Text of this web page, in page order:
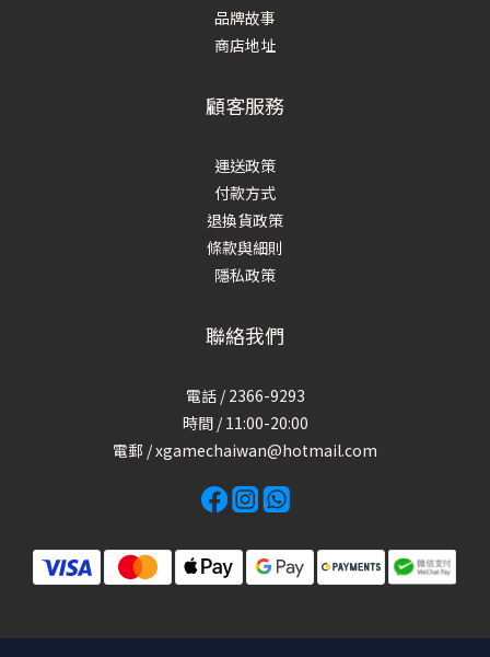
品牌故事
商店地址
顧客服務
運送政策
付款方式
退換貨政策
條款與細則
隱私政策
聯絡我們
電話 / 2366-9293
時間 / 11:00-20:00
電郵 / xgamechaiwan@hotmail.com